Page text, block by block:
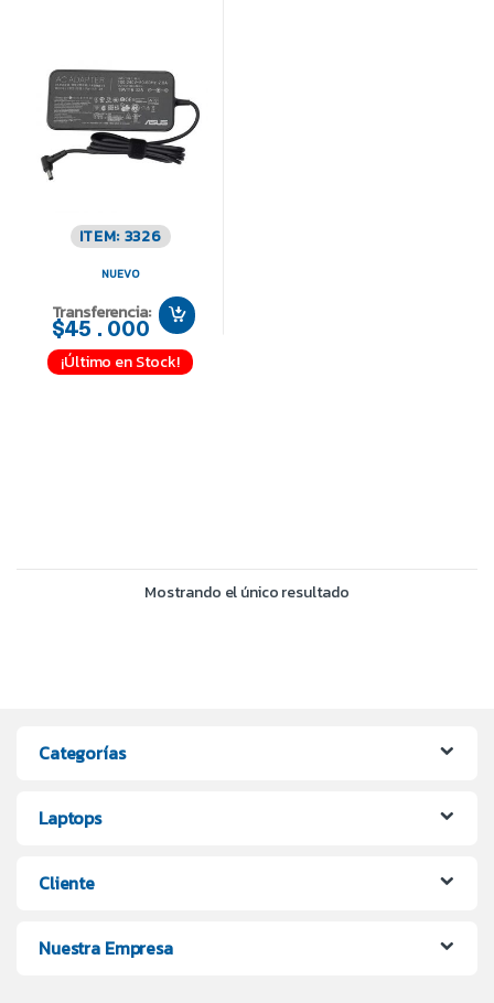
ITEM: 3326
NUEVO
Transferencia:
$45.000
¡Último en Stock!
Mostrando el único resultado
Categorías
Laptops
Cliente
Nuestra Empresa